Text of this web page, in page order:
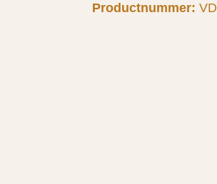
Productnummer: